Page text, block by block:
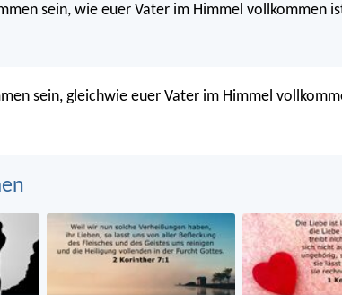
sein, wie euer Vater im Himmel vollkommen
sein, gleichwie euer Vater im Himmel